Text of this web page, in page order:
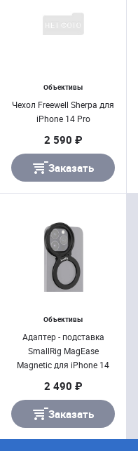
Объективы
Чехол Freewell Sherpa для
iPhone 14 Pro
2 590 ₽
Заказать
Объективы
Адаптер - подставка
SmallRig MagEase
Magnetic для iPhone 14
2 490 ₽
Заказать